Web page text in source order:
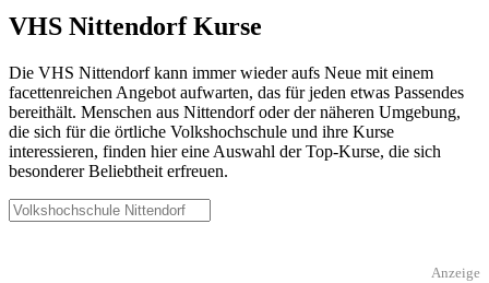
VHS Nittendorf Kurse
Die VHS Nittendorf kann immer wieder aufs Neue mit einem
facettenreichen Angebot aufwarten, das für jeden etwas Passendes
bereithält. Menschen aus Nittendorf oder der näheren Umgebung,
die sich für die örtliche Volkshochschule und ihre Kurse
interessieren, finden hier eine Auswahl der Top-Kurse, die sich
besonderer Beliebtheit erfreuen.
Anzeige